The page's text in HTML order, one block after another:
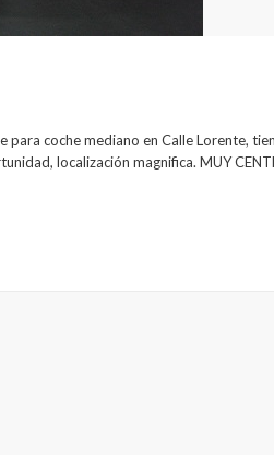
para coche mediano en Calle Lorente,
localización magnifica. MUY